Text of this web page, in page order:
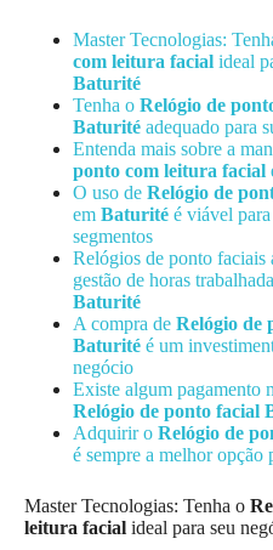
Master Tecnologias:
com leitura facial ideal
Baturité
Tenha o Relógio de
Baturité adequado para
Entenda mais sobre a
ponto com leitura facial
O uso de Relógio de
em Baturité é viável
segmentos
Relógios de ponto
gestão de horas
Baturité
A compra de Relógio de
Baturité é um
negócio
Existe algum pagamento
Relógio de ponto facial
Adquirir o Relógio de
é sempre a melhor opção
Master Tecnologias: Tenha o
leitura facial ideal para seu